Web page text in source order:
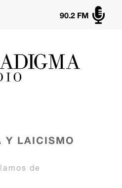

90.2 FM
Y LAICISMO
de